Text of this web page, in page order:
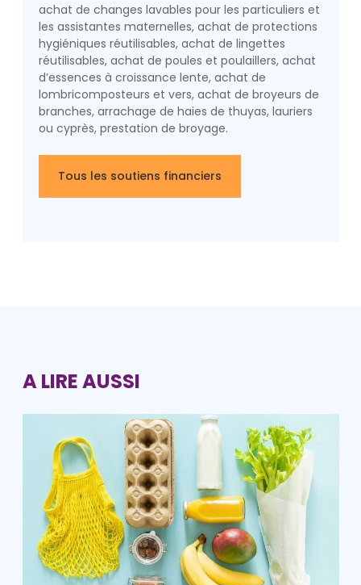
achat de changes lavables pour les particuliers et
les assistantes maternelles, achat de protections
hygiéniques réutilisables, achat de lingettes
réutilisables, achat de poules et poulaillers, achat
d’essences à croissance lente, achat de
lombricomposteurs et vers, achat de broyeurs de
branches, arrachage de haies de thuyas, lauriers
ou cyprès, prestation de broyage.
Tous les soutiens financiers
A LIRE AUSSI